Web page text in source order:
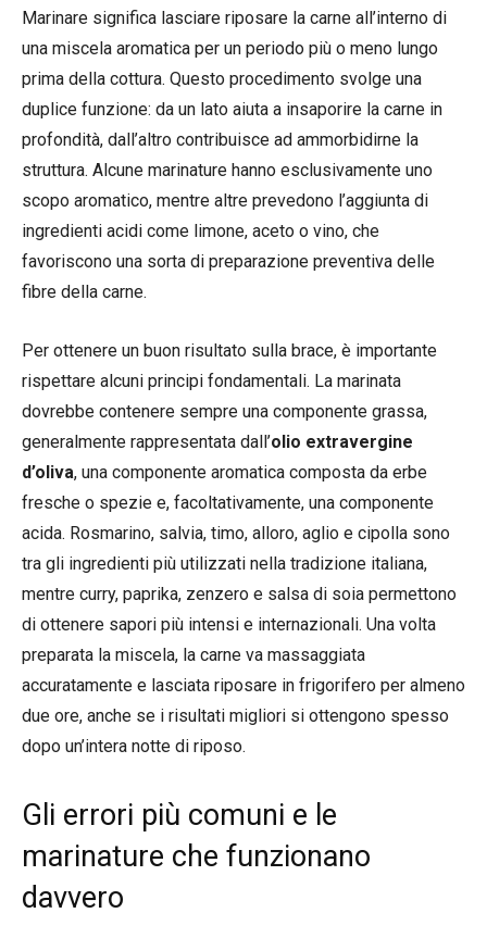
Marinare significa lasciare riposare la carne all’interno di
una miscela aromatica per un periodo più o meno lungo
prima della cottura. Questo procedimento svolge una
duplice funzione: da un lato aiuta a insaporire la carne in
profondità, dall’altro contribuisce ad ammorbidirne la
struttura. Alcune marinature hanno esclusivamente uno
scopo aromatico, mentre altre prevedono l’aggiunta di
ingredienti acidi come limone, aceto o vino, che
favoriscono una sorta di preparazione preventiva delle
fibre della carne.
Per ottenere un buon risultato sulla brace, è importante
rispettare alcuni principi fondamentali. La marinata
dovrebbe contenere sempre una componente grassa,
generalmente rappresentata dall’olio extravergine
d’oliva, una componente aromatica composta da erbe
fresche o spezie e, facoltativamente, una componente
acida. Rosmarino, salvia, timo, alloro, aglio e cipolla sono
tra gli ingredienti più utilizzati nella tradizione italiana,
mentre curry, paprika, zenzero e salsa di soia permettono
di ottenere sapori più intensi e internazionali. Una volta
preparata la miscela, la carne va massaggiata
accuratamente e lasciata riposare in frigorifero per almeno
due ore, anche se i risultati migliori si ottengono spesso
dopo un’intera notte di riposo.
Gli errori più comuni e le
marinature che funzionano
davvero